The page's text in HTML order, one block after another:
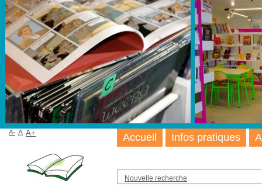
Nouvelle recherche
Accueil Infos pratiques
A- A A+